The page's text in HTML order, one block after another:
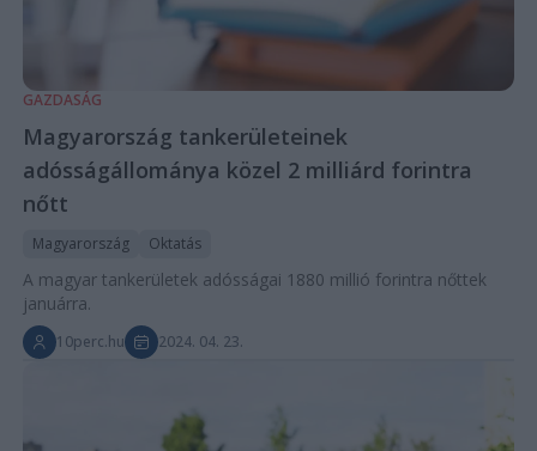
GAZDASÁG
Magyarország tankerületeinek
adósságállománya közel 2 milliárd forintra
nőtt
Magyarország Oktatás
A magyar tankerületek adósságai 1880 millió forintra nőttek
januárra.
10perc.hu 2024. 04. 23.